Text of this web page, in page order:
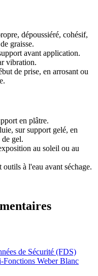
dépoussiéré, cohésif,
graisse.
avant application.
vibration.
de prise, en arrosant ou
en plâtre.
sur support gelé, en
gel.
au soleil ou au
à l'eau avant séchage.
de Sécurité (FDS)
Weber Blanc